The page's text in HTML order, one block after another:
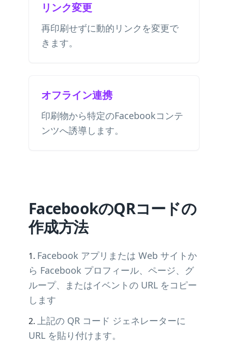
リンク変更
再印刷せずに動的リンクを変更で
きます。
オフライン連携
印刷物から特定のFacebookコンテ
ンツへ誘導します。
FacebookのQRコードの
作成方法
Facebook アプリまたは Web サイトか
ら Facebook プロフィール、ページ、グ
ループ、またはイベントの URL をコピー
します
上記の QR コード ジェネレーターに
URL を貼り付けます。